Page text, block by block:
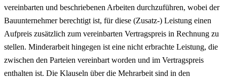
vereinbarten und beschriebenen Arbeiten durchzuführen, wobei der
Bauunternehmer berechtigt ist, für diese (Zusatz-) Leistung einen
Aufpreis zusätzlich zum vereinbarten Vertragspreis in Rechnung zu
stellen. Minderarbeit hingegen ist eine nicht erbrachte Leistung, die
zwischen den Parteien vereinbart worden und im Vertragspreis
enthalten ist. Die Klauseln über die Mehrarbeit sind in den